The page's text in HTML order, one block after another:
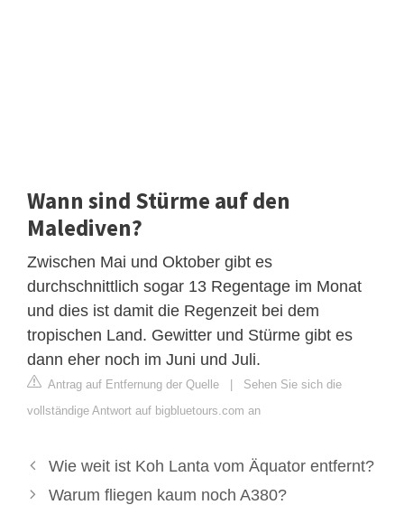
Wann sind Stürme auf den
Malediven?
Zwischen Mai und Oktober gibt es
durchschnittlich sogar 13 Regentage im Monat
und dies ist damit die Regenzeit bei dem
tropischen Land. Gewitter und Stürme gibt es
dann eher noch im Juni und Juli.
Antrag auf Entfernung der Quelle | Sehen Sie sich die
vollständige Antwort auf bigbluetours.com an
Wie weit ist Koh Lanta vom Äquator entfernt?
Warum fliegen kaum noch A380?